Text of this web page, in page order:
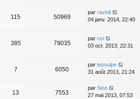
115 50969
par ravioli
04 janv. 2014, 22:40
385 79035
par nsi
03 oct. 2013, 22:31
7 6050
par lepoulpe
31 août 2013, 21:24
13 7553
par Sine
27 mai 2013, 07:53